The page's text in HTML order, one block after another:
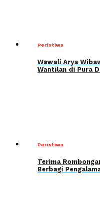
Peristiwa
Wawali Arya
Wantilan di Pura
Peristiwa
Terima
Berbagi